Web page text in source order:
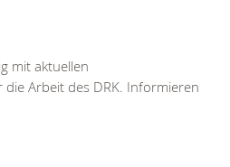
mit aktuellen
Arbeit des DRK. Informieren